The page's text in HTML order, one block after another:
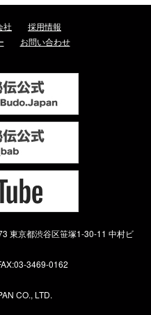
社
採用情報
お問い合わせ
東京都渋谷区笹塚1-30-11 中村ビ
3469-0162
CO., LTD.